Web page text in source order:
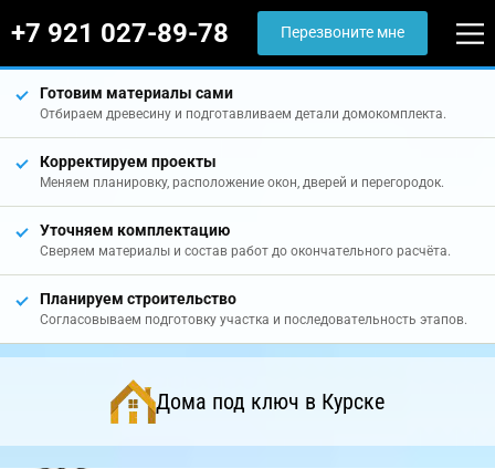
+7 921 027-89-78 Перезвоните мне
Готовим материалы сами
Отбираем древесину и подготавливаем детали домокомплекта.
Корректируем проекты
Меняем планировку, расположение окон, дверей и перегородок.
Уточняем комплектацию
Сверяем материалы и состав работ до окончательного расчёта.
Планируем строительство
Согласовываем подготовку участка и последовательность этапов.
Дома под ключ в Курске